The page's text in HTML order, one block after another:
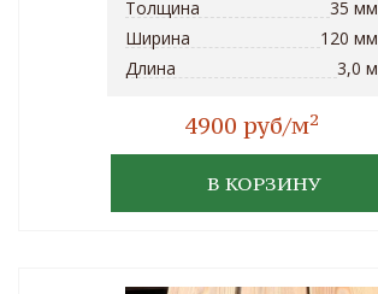
Толщина
35 мм
Ширина
120 мм
Длина
3,0 м
4900 руб/м2
В КОРЗИНУ